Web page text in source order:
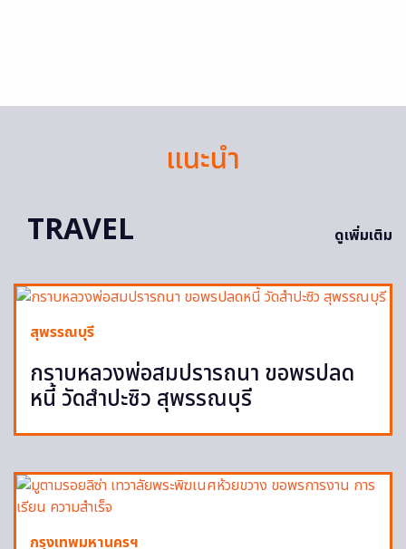
แนะนำ
TRAVEL
ดูเพิ่มเติม
สุพรรณบุรี
กราบหลวงพ่อสมปรารถนา ขอพรปลด
หนี้ วัดสำปะซิว สุพรรณบุรี
กรุงเทพมหานครฯ